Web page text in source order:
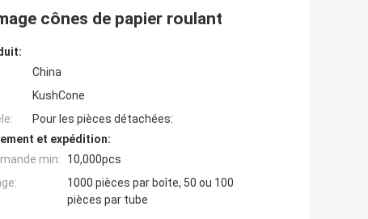
cônes de papier roulant
China
KushCone
Pour les pièces détachées:
et expédition:
min:
10,000pcs
1000 pièces par boîte, 50 ou 100
pièces par tube